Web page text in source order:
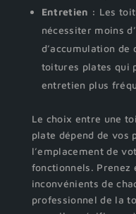
Entretien : Les
nécessiter moins
d’accumulation
toitures plates qui
entretien plus
Le choix entre une
plate dépend de vos
l’emplacement de
fonctionnels. Prenez
inconvénients de
professionnel de la